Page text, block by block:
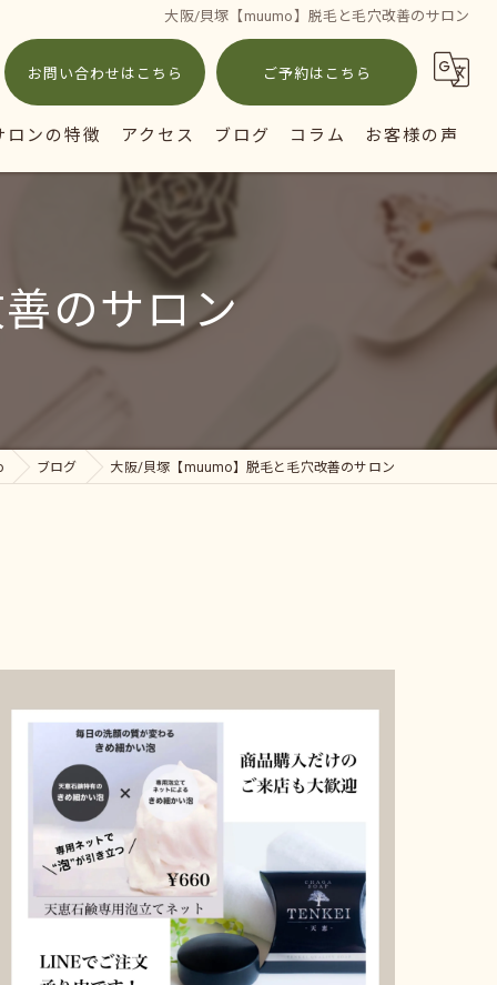
大阪/貝塚【muumo】脱毛と毛穴改善のサロン
お問い合わせはこちら ご予約はこちら
ロンの特徴 アクセス ブログ コラム お客様の声
のサロン
ブログ 大阪/貝塚【muumo】脱毛と毛穴改善のサロン